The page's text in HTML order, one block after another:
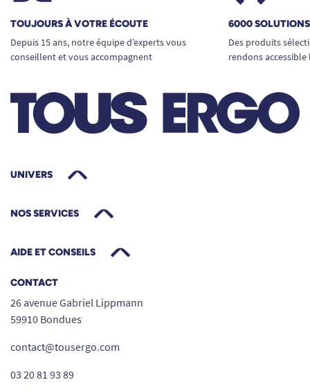
matériel ou assistent des patients
les particuliers souhaitant prévenir les
douleurs lors des tâches du quotidien
niveau de soutien sans nécessiter un
équipement médical complexe.
Guide des tailles :
Taille M: 940 à 1010 mm
Autres caractéristiques techniques :
Fermeture
polypropylène
Entretien
TOUJOURS À VOTRE ÉCOUTE
Depuis 15 ans, notre équipe d’experts vous
conseillent et vous accompagnent
6000
Des produits
rendons
UNIVERS
NOS SERVICES
AIDE ET CONSEILS
CONTACT
26 avenue Gabriel Lippmann
59910 Bondues
contact@tousergo.com
03 20 81 93 89